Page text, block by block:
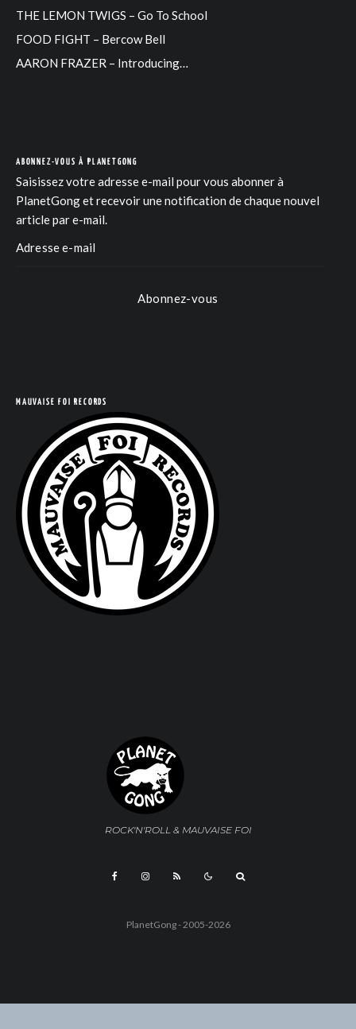
THE LEMON TWIGS – Go To School
FOOD FIGHT – Bercow Bell
AARON FRAZER – Introducing…
ABONNEZ-VOUS À PLANETGONG
Saisissez votre adresse e-mail pour vous abonner à
PlanetGong et recevoir une notification de chaque nouvel
article par e-mail.
Abonnez-vous
MAUVAISE FOI RECORDS
ROCK'N'ROLL & MAUVAISE FOI
PlanetGong - 2005-2026